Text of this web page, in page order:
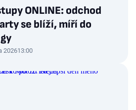
ONLINE: odchod
se blíží, míří do
202613:00